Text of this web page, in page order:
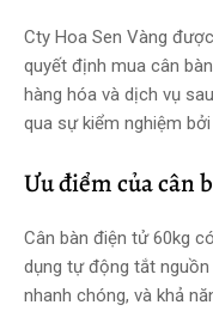
Cty Hoa Sen Vàng
quyết định mua cân
hàng hóa và dịch vụ
qua sự kiểm nghiệm
Ưu điểm của cân
Cân bàn điện tử 60kg
dụng tự động tắt
nhanh chóng, và khả